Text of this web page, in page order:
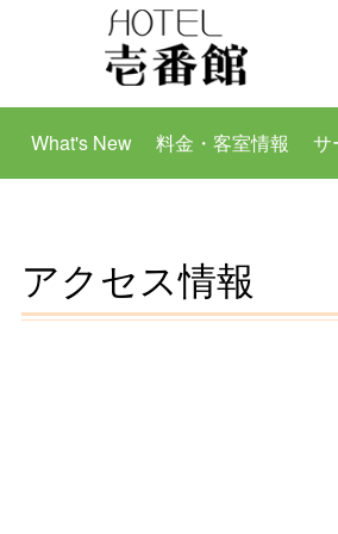
What's New 料金・客室情報 サ
アクセス情報